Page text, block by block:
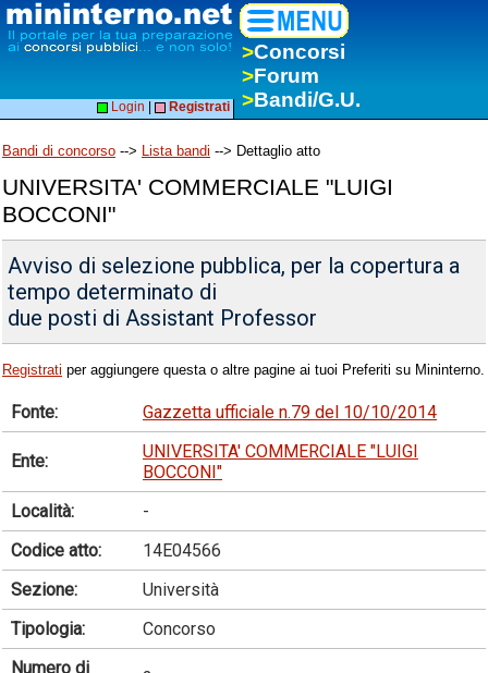
>Concorsi
>Forum
>Bandi/G.U.
Login Registrati
Bandi di concorso --> Lista bandi --> Dettaglio atto
UNIVERSITA' COMMERCIALE "LUIGI
BOCCONI"
Avviso di selezione pubblica, per la copertura a
tempo determinato di
due posti di Assistant Professor
Registrati per aggiungere questa o altre pagine ai tuoi Preferiti su Mininterno.
Fonte: Gazzetta ufficiale n.79 del 10/10/2014
Ente:
UNIVERSITA' COMMERCIALE "LUIGI
BOCCONI"
Località:
-
Codice atto:
14E04566
Sezione:
Università
Tipologia:
Concorso
Numero di